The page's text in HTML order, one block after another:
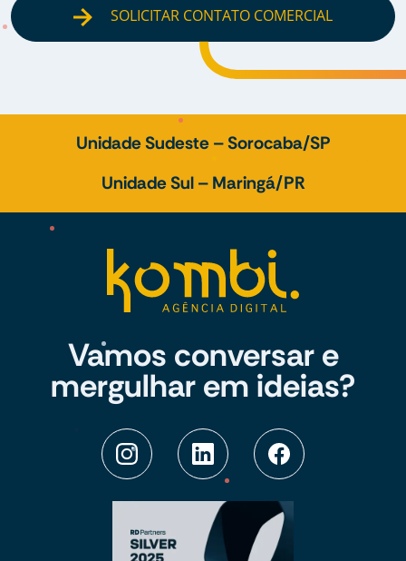
SOLICITAR CONTATO COMERCIAL
Unidade Sudeste – Sorocaba/SP
Unidade Sul – Maringá/PR
Vamos conversar e
mergulhar em ideias?